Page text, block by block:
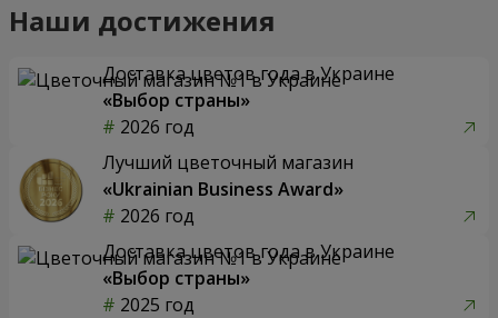
Наши достижения
Доставка цветов года в Украине
«Выбор страны»
2026 год
Лучший цветочный магазин
«Ukrainian Business Award»
2026 год
Доставка цветов года в Украине
«Выбор страны»
2025 год